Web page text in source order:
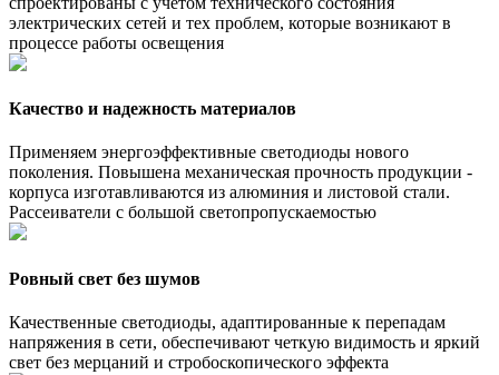
электрических сетей и тех проблем, которые возникают в
процессе работы освещения
Качество и надежность материалов
Применяем энергоэффективные светодиоды нового
поколения. Повышена механическая прочность продукции -
корпуса изготавливаются из алюминия и листовой стали.
Рассеиватели с большой светопропускаемостью
Ровный свет без шумов
Качественные светодиоды, адаптированные к перепадам
напряжения в сети, обеспечивают четкую видимость и яркий
свет без мерцаний и стробоскопического эффекта